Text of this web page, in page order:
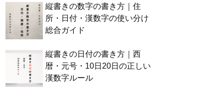
縦書きの数字の書き方｜住
所・日付・漢数字の使い分け
総合ガイド
縦書きの日付の書き方｜西
暦・元号・10日20日の正しい
漢数字ルール